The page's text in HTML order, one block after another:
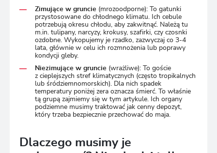
Zimujące w gruncie (mrozoodporne): To gatunki
przystosowane do chłodnego klimatu. Ich cebule
potrzebują okresu chłodu, aby zakwitnąć. Należą tu
m.in. tulipany, narcyzy, krokusy, szafirki, czy czosnki
ozdobne. Wykopujemy je rzadko, zazwyczaj co 3-4
lata, głównie w celu ich rozmnożenia lub poprawy
kondycji gleby.
Niezimujące w gruncie (wrażliwe): To goście
z cieplejszych stref klimatycznych (często tropikalnych
lub śródziemnomorskich). Dla nich spadek
temperatury poniżej zera oznacza śmierć. To właśnie
tą grupą zajmiemy się w tym artykule. Ich organy
podziemne musimy traktować jak cenny depozyt,
który trzeba bezpiecznie przechować do maja.
Dlaczego musimy je